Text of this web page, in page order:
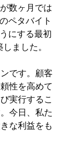
数ヶ月では
ペタバイト
にする最初
ました。
です。顧客
性を高めて
実行するこ
今日、私た
な利益をも